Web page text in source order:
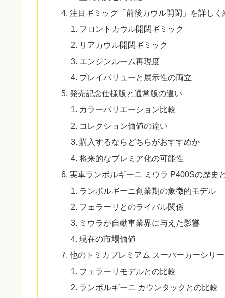
注目ギミック「前後カウル開閉」を詳しく
フロントカウル開閉ギミック
リアカウル開閉ギミック
エンジンルーム再現度
プレイバリューと展示性の両立
発売記念仕様版と通常版の違い
カラーバリエーション比較
コレクション価値の違い
購入するならどちらがおすすめか
将来的なプレミア化の可能性
実車ランボルギーニ ミウラ P400Sの歴史
ランボルギーニ創業期の象徴的モデル
フェラーリとのライバル関係
ミウラが自動車業界に与えた影響
現在の市場価値
他のトミカプレミアム スーパーカーシリ
フェラーリモデルとの比較
ランボルギーニ カウンタックとの比較